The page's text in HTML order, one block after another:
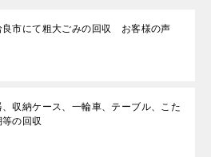
良市にて粗大ごみの回収 お客様の声
収納ケース、一輪車、テーブル、こた
の回収